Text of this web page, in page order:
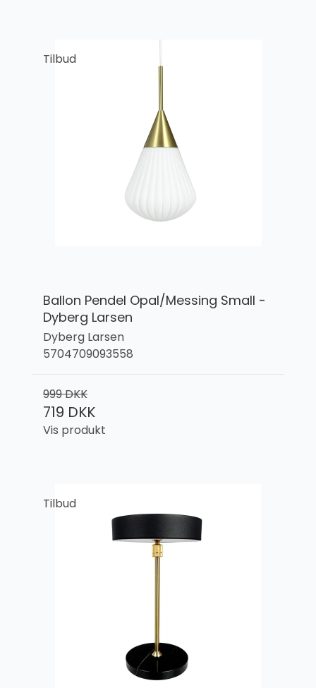
Tilbud
Ballon Pendel Opal/Messing Small -
Dyberg Larsen
Dyberg Larsen
5704709093558
999 DKK
719 DKK
Vis produkt
Tilbud